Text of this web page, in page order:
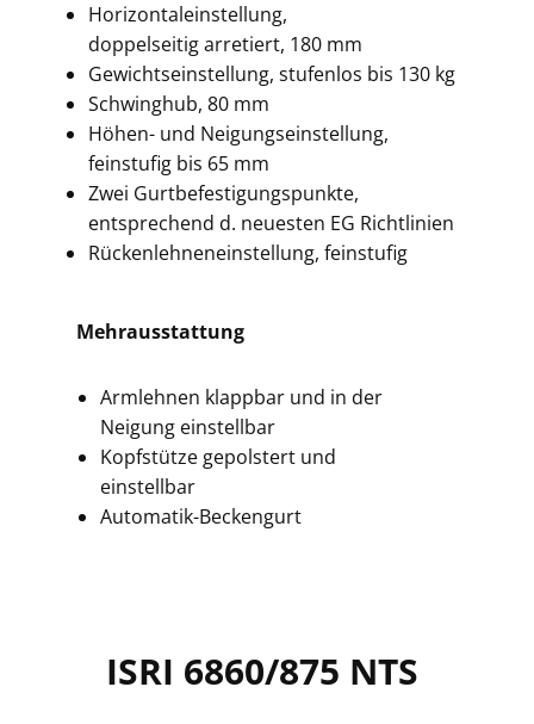
Horizontaleinstellung,
doppelseitig arretiert, 180 mm
Gewichtseinstellung, stufenlos bis 130 kg
Schwinghub, 80 mm
Höhen- und Neigungseinstellung,
feinstufig bis 65 mm
Zwei Gurtbefestigungspunkte,
entsprechend d. neuesten EG Richtlinien
Rückenlehneneinstellung, feinstufig
Mehrausstattung
Armlehnen klappbar und in der
Neigung einstellbar
Kopfstütze gepolstert und
einstellbar
Automatik-Beckengurt
ISRI 6860/875 NTS